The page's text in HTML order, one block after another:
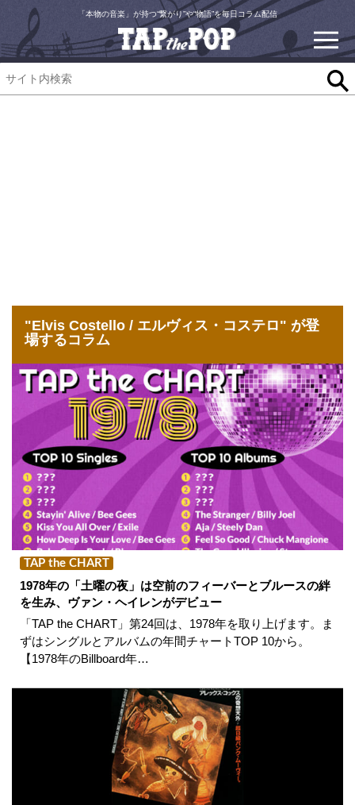
「本物の音楽」が持つ“繋がり”や“物語”を毎日コラム配信
"Elvis Costello / エルヴィス・コステロ" が登
場するコラム
TAP the CHART
1978年の「土曜の夜」は空前のフィーバーとブルースの絆
を生み、ヴァン・ヘイレンがデビュー
「TAP the CHART」第24回は、1978年を取り上げます。ま
ずはシングルとアルバムの年間チャートTOP 10から。
【1978年のBillboard年…